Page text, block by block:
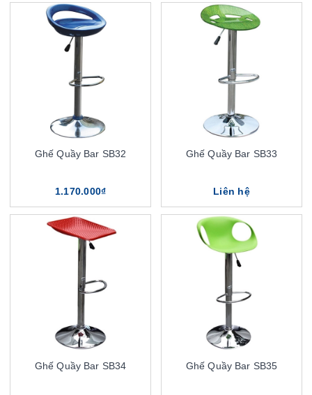
Ghế Quầy Bar SB32
1.170.000₫
Ghế Quầy Bar SB33
Liên hệ
Ghế Quầy Bar SB34 Ghế Quầy Bar SB35